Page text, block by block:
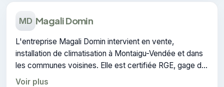
MD Magali Domin
L'entreprise Magali Domin intervient en vente,
installation de climatisation à Montaigu-Vendée et dans
les communes voisines. Elle est certifiée RGE, gage de
conformité sur les interventions réalisées.
Voir plus